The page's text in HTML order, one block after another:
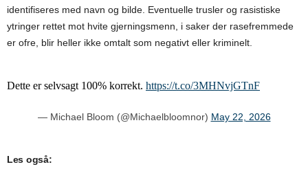
identifiseres med navn og bilde. Eventuelle trusler og rasistiske
ytringer rettet mot hvite gjerningsmenn, i saker der rasefremmede
er ofre, blir heller ikke omtalt som negativt eller kriminelt.
Dette er selvsagt 100% korrekt. https://t.co/3MHNvjGTnF
— Michael Bloom (@Michaelbloomnor) May 22, 2026
Les også: